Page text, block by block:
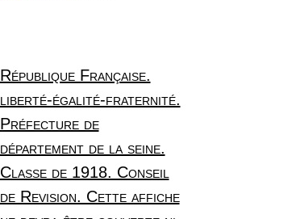
République Française.
liberté-égalité-fraternité.
Préfecture de
département de la seine.
Classe de 1918. Conseil
de Revision. Cette affiche